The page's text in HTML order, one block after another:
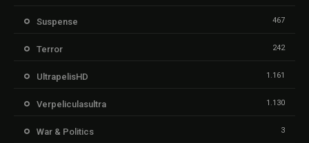
Suspense 467
Terror 242
UltrapelisHD 1.161
Verpeliculasultra 1.130
War & Politics 3